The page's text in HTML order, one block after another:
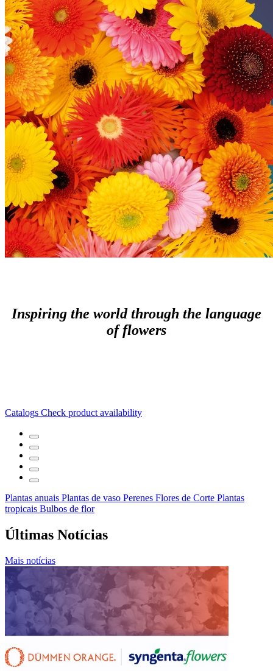
Inspiring the world through the language
of flowers
Catalogs Check product availability
Plantas anuais Plantas de vaso Perenes Flores de Corte Plantas
tropicais Bulbos de flor
Últimas Notícias
Mais notícias